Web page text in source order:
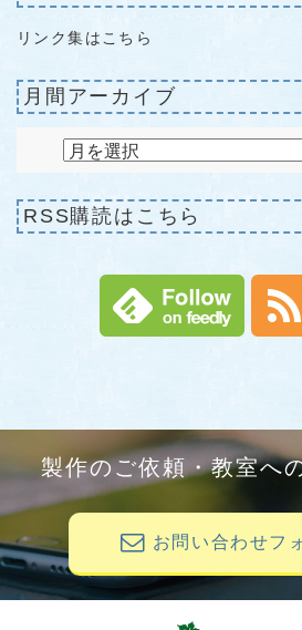
リンク集はこちら
月間アーカイブ
RSS購読はこちら
製作のご依頼・教室へ
お問い合わせ